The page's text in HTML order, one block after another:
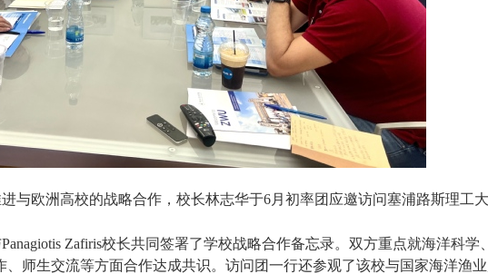
与欧洲高校的战略合作，校长林志华于6月初率团应邀访问塞浦路斯理工
Panagiotis Zafiris校长共同签署了学校战略合作备忘录。双方重点就海洋科学
师生交流等方面合作达成共识。访问团一行还参观了该校与国家海洋渔